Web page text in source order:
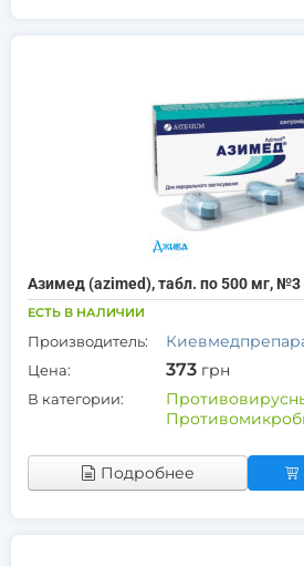
Азимед (azimed), табл. по 500 мг, №3
ЕСТЬ В НАЛИЧИИ
Производитель:
Цена: 373 грн
В категории:
Подробнее